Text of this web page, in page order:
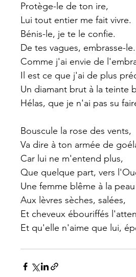
Protège-le de ton ire,
Lui tout entier me fait vivre.
Bénis-le, je te le confie.
De tes vagues, embrasse-le.
Comme j'ai envie de
Il est ce que j'ai de plus
Un diamant brut à la teinte
Hélas, que je n'ai pas su
Bouscule la rose des vents,
Va dire à ton armée de
Car lui ne m'entend plus,
Que quelque part, vers
Une femme blême à la
Aux lèvres sèches, salées,
Et cheveux ébouriffés
Et qu'elle n'aime que lui,